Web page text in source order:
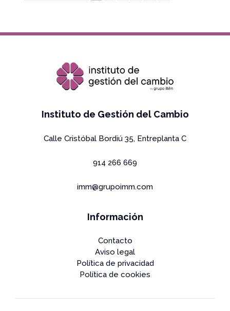
Instituto de Gestión del Cambio
Calle Cristóbal Bordiú 35, Entreplanta C
914 266 669
imm@grupoimm.com
Información
Contacto
Aviso legal
Política de privacidad
Política de cookies